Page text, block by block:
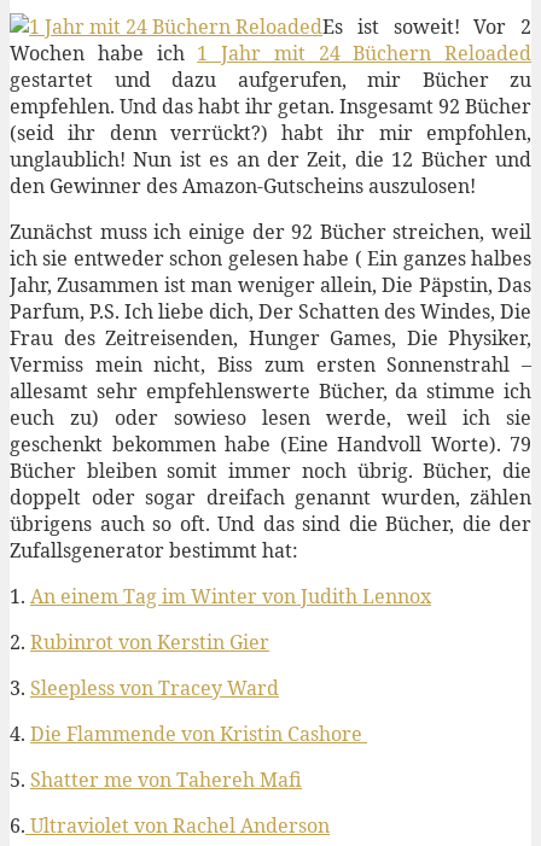
Es ist soweit! Vor 2
Wochen habe ich 1 Jahr mit 24 Büchern Reloaded
gestartet und dazu aufgerufen, mir Bücher zu
empfehlen. Und das habt ihr getan. Insgesamt 92 Bücher
(seid ihr denn verrückt?) habt ihr mir empfohlen,
unglaublich! Nun ist es an der Zeit, die 12 Bücher und
den Gewinner des Amazon-Gutscheins auszulosen!
Zunächst muss ich einige der 92 Bücher streichen, weil
ich sie entweder schon gelesen habe ( Ein ganzes halbes
Jahr, Zusammen ist man weniger allein, Die Päpstin, Das
Parfum, P.S. Ich liebe dich, Der Schatten des Windes, Die
Frau des Zeitreisenden, Hunger Games, Die Physiker,
Vermiss mein nicht, Biss zum ersten Sonnenstrahl –
allesamt sehr empfehlenswerte Bücher, da stimme ich
euch zu) oder sowieso lesen werde, weil ich sie
geschenkt bekommen habe (Eine Handvoll Worte). 79
Bücher bleiben somit immer noch übrig. Bücher, die
doppelt oder sogar dreifach genannt wurden, zählen
übrigens auch so oft. Und das sind die Bücher, die der
Zufallsgenerator bestimmt hat:
1. An einem Tag im Winter von Judith Lennox
2. Rubinrot von Kerstin Gier
3. Sleepless von Tracey Ward
4. Die Flammende von Kristin Cashore
5. Shatter me von Tahereh Mafi
6. Ultraviolet von Rachel Anderson